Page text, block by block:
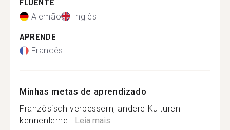
FLUENTE
Alemão Inglês
APRENDE
Francês
Minhas metas de aprendizado
Französisch verbessern, andere Kulturen
kennenlerne...Leia mais